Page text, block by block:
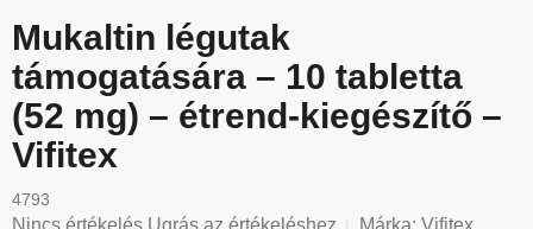
Mukaltin légutak
támogatására – 10 tabletta
(52 mg) – étrend-kiegészítő –
Vifitex
4793
A
Nincs értékelés Ugrás az értékeléshez Márka: Vifitex